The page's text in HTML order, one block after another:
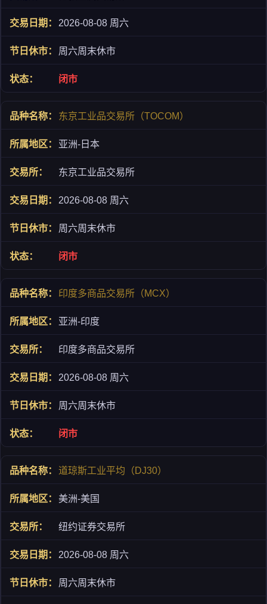
2026-08-08 周六
周六周末休市
闭市
东京工业品交易所（TOCOM）
亚洲-日本
东京工业品交易所
2026-08-08 周六
周六周末休市
闭市
印度多商品交易所（MCX）
亚洲-印度
印度多商品交易所
2026-08-08 周六
周六周末休市
闭市
道琼斯工业平均（DJ30）
美洲-美国
纽约证券交易所
2026-08-08 周六
周六周末休市